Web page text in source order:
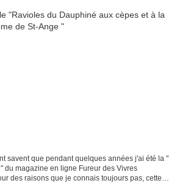
savent que pendant quelques années j'ai été la "
du magazine en ligne Fureur des Vivres
des raisons que je connais toujours pas, cette